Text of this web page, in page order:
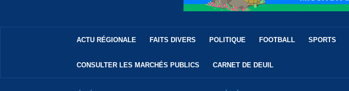
ACTU RÉGIONALE FAITS DIVERS POLITIQUE FOOTBALL SPORTS
CONSULTER LES MARCHÉS PUBLICS CARNET DE DEUIL